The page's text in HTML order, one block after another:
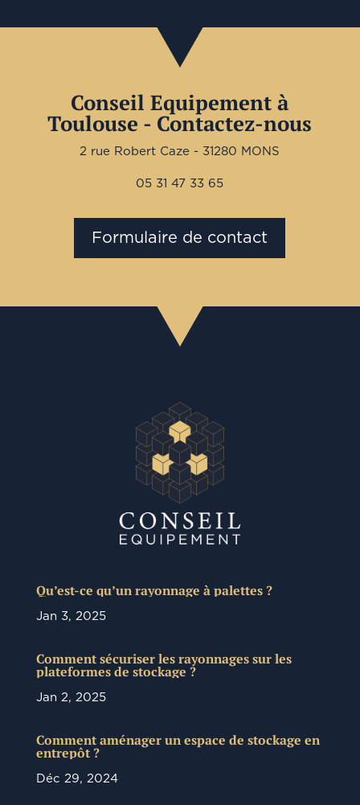
Conseil Equipement à
Toulouse - Contactez-nous
2 rue Robert Caze - 31280 MONS
05 31 47 33 65
Formulaire de contact
Qu’est-ce qu’un rayonnage à palettes ?
Jan 3, 2025
Comment sécuriser les rayonnages sur les
plateformes de stockage ?
Jan 2, 2025
Comment aménager un espace de stockage en
entrepôt ?
Déc 29, 2024